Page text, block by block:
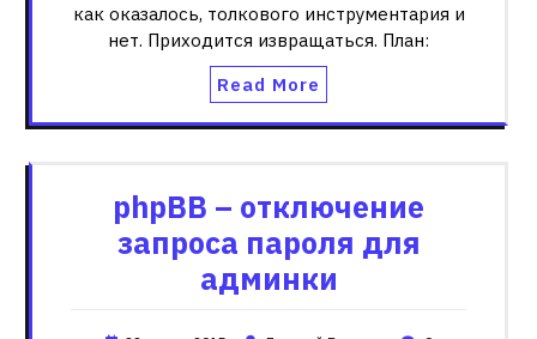
как оказалось, толкового инструментария и
нет. Приходится извращаться. План:
Read More
phpBB – отключение
запроса пароля для
админки